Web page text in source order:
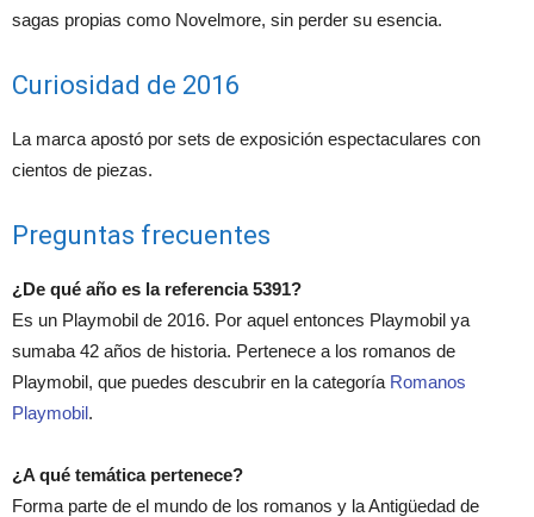
sagas propias como Novelmore, sin perder su esencia.
Curiosidad de 2016
La marca apostó por sets de exposición espectaculares con
cientos de piezas.
Preguntas frecuentes
¿De qué año es la referencia 5391?
Es un Playmobil de 2016. Por aquel entonces Playmobil ya
sumaba 42 años de historia. Pertenece a los romanos de
Playmobil, que puedes descubrir en la categoría Romanos
Playmobil.
¿A qué temática pertenece?
Forma parte de el mundo de los romanos y la Antigüedad de